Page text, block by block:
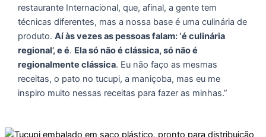
restaurante Internacional, que, afinal, a gente tem
técnicas diferentes, mas a nossa base é uma culinária de
produto. Aí às vezes as pessoas falam: ‘é culinária
regional’, e é. Ela só não é clássica, só não é
regionalmente clássica. Eu não faço as mesmas
receitas, o pato no tucupi, a maniçoba, mas eu me
inspiro muito nessas receitas para fazer as minhas.”